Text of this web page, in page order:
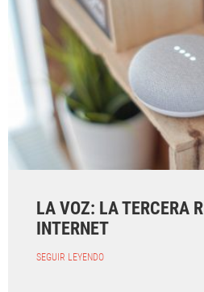
LA VOZ: LA TERCERA
INTERNET
SEGUIR LEYENDO